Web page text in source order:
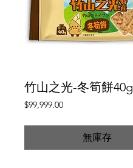
竹山之光-冬筍餅40g
$99,999.00價
無庫存